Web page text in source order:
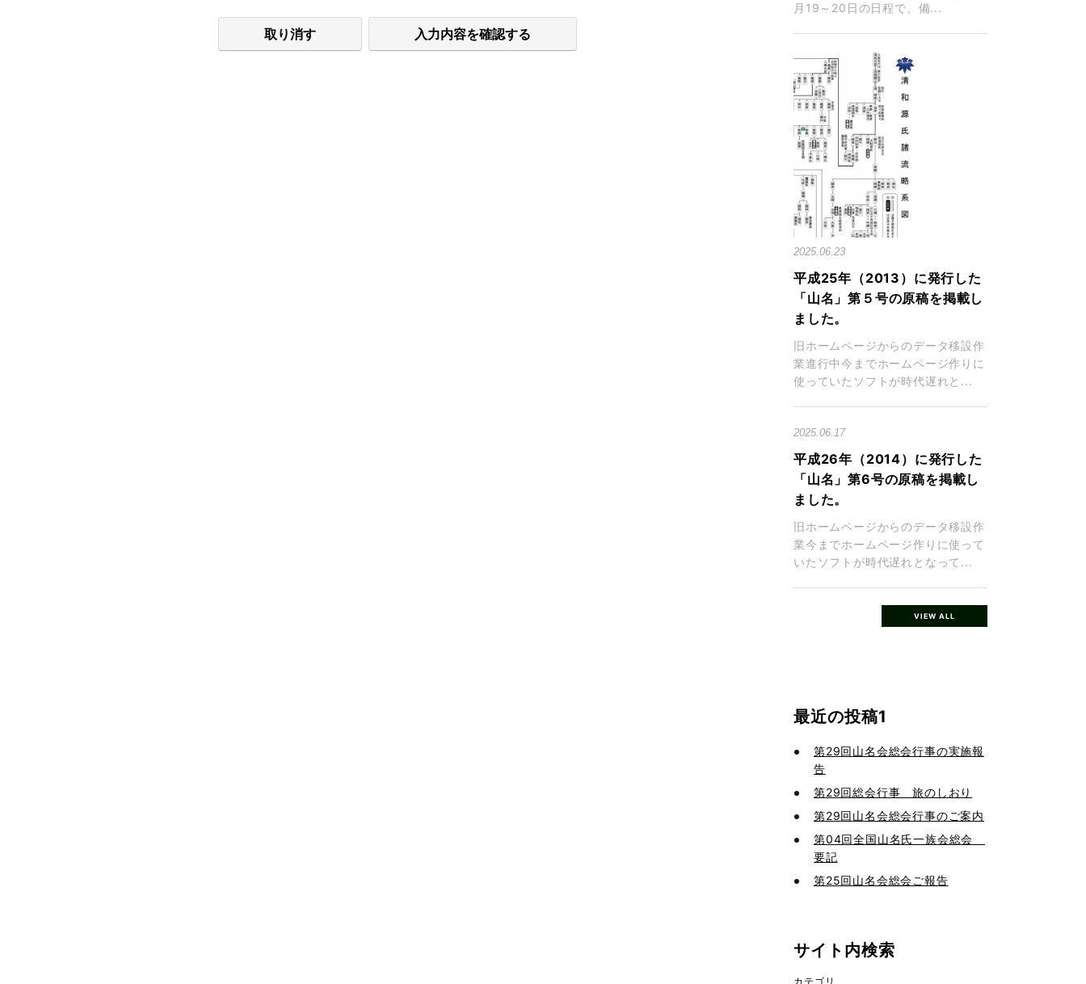
月19～20日の日程で、備...
2025.06.23
平成25年（2013）に発行した
「山名」第５号の原稿を掲載し
ました。
旧ホームページからのデータ移設作
業進行中今までホームページ作りに
使っていたソフトが時代遅れと...
2025.06.17
平成26年（2014）に発行した
「山名」第6号の原稿を掲載し
ました。
旧ホームページからのデータ移設作
業今までホームページ作りに使って
いたソフトが時代遅れとなって...
VIEW ALL
最近の投稿1
第29回山名会総会行事の実施報
告
第29回総会行事 旅のしおり
第29回山名会総会行事のご案内
第04回全国山名氏一族会総会
要記
第25回山名会総会ご報告
サイト内検索
カテゴリ